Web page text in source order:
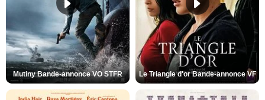
Mutiny Bande-annonce VO STFR Le Triangle d'or Bande-annonce VF